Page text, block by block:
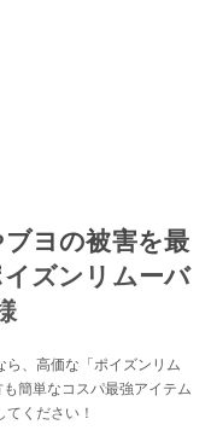
ブヨの被害を最
ズンリムーバ
、高価な「ポイズンリム
簡単なコスパ最強アイテム
ください！